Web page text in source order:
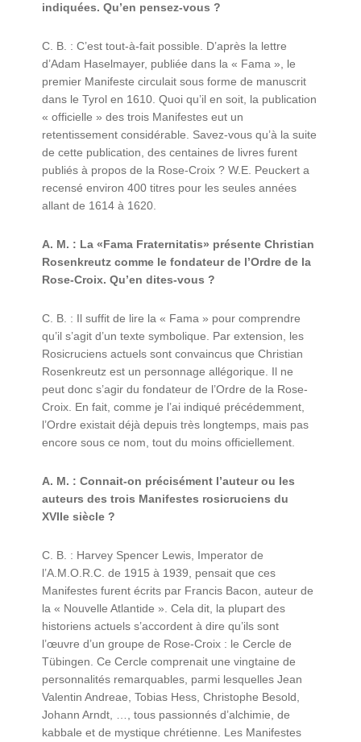
indiquées. Qu’en pensez-vous ?
C. B. : C’est tout-à-fait possible. D’après la lettre
d’Adam Haselmayer, publiée dans la « Fama », le
premier Manifeste circulait sous forme de manuscrit
dans le Tyrol en 1610. Quoi qu’il en soit, la publication
« officielle » des trois Manifestes eut un
retentissement considérable. Savez-vous qu’à la suite
de cette publication, des centaines de livres furent
publiés à propos de la Rose-Croix ? W.E. Peuckert a
recensé environ 400 titres pour les seules années
allant de 1614 à 1620.
A. M. : La «Fama Fraternitatis» présente Christian
Rosenkreutz comme le fondateur de l’Ordre de la
Rose-Croix. Qu’en dites-vous ?
C. B. : Il suffit de lire la « Fama » pour comprendre
qu’il s’agit d’un texte symbolique. Par extension, les
Rosicruciens actuels sont convaincus que Christian
Rosenkreutz est un personnage allégorique. Il ne
peut donc s’agir du fondateur de l’Ordre de la Rose-
Croix. En fait, comme je l’ai indiqué précédemment,
l’Ordre existait déjà depuis très longtemps, mais pas
encore sous ce nom, tout du moins officiellement.
A. M. : Connait-on précisément l’auteur ou les
auteurs des trois Manifestes rosicruciens du
XVIIe siècle ?
C. B. : Harvey Spencer Lewis, Imperator de
l’A.M.O.R.C. de 1915 à 1939, pensait que ces
Manifestes furent écrits par Francis Bacon, auteur de
la « Nouvelle Atlantide ». Cela dit, la plupart des
historiens actuels s’accordent à dire qu’ils sont
l’œuvre d’un groupe de Rose-Croix : le Cercle de
Tübingen. Ce Cercle comprenait une vingtaine de
personnalités remarquables, parmi lesquelles Jean
Valentin Andreae, Tobias Hess, Christophe Besold,
Johann Arndt, …, tous passionnés d’alchimie, de
kabbale et de mystique chrétienne. Les Manifestes